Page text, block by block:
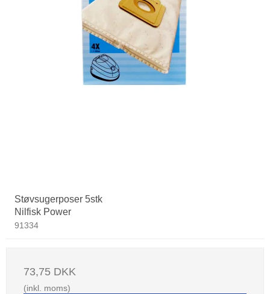
Støvsugerposer 5stk
Nilfisk Power
91334
73,75 DKK
(inkl. moms)